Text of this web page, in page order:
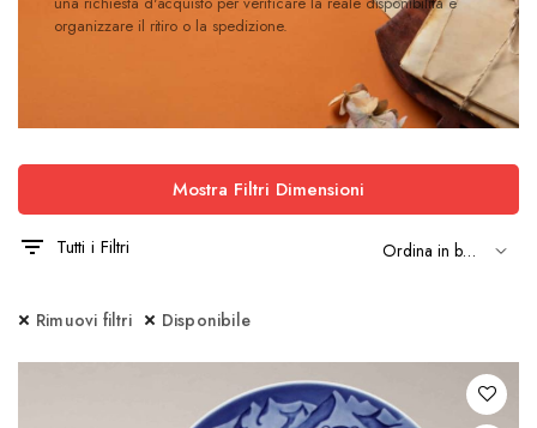
organizzare il ritiro o la spedizione.
Mostra Filtri Dimensioni
Tutti i Filtri
Rimuovi filtri Disponibile